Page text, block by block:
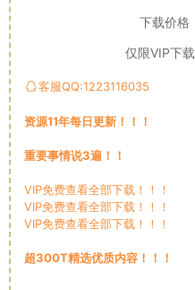
下载价格
仅限VIP下载
客服QQ:1223116035
资源11年每日更新！！！
重要事情说3遍！！
VIP免费查看全部下载！！！
VIP免费查看全部下载！！！
VIP免费查看全部下载！！！
超300T精选优质内容！！！